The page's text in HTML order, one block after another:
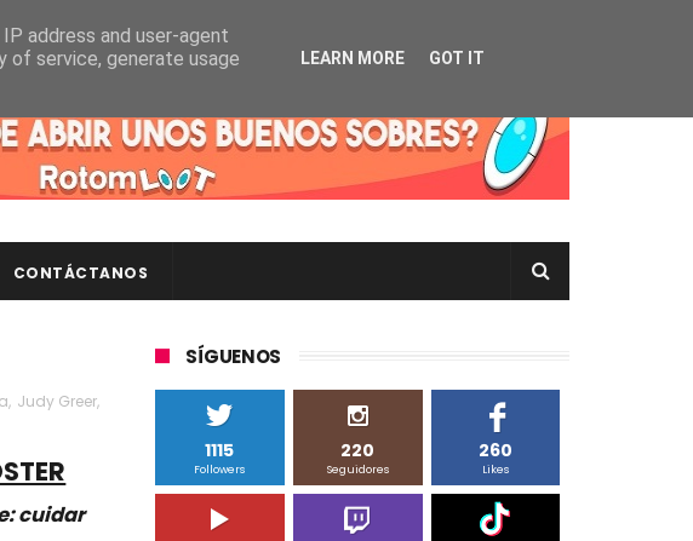
CONTÁCTANOS
, Judy Greer,
cuidar
SÍGUENOS
1115
Followers
220
Seguidores
260
Likes
address and user-agent
of service, generate usage
LEARN MORE GOT IT